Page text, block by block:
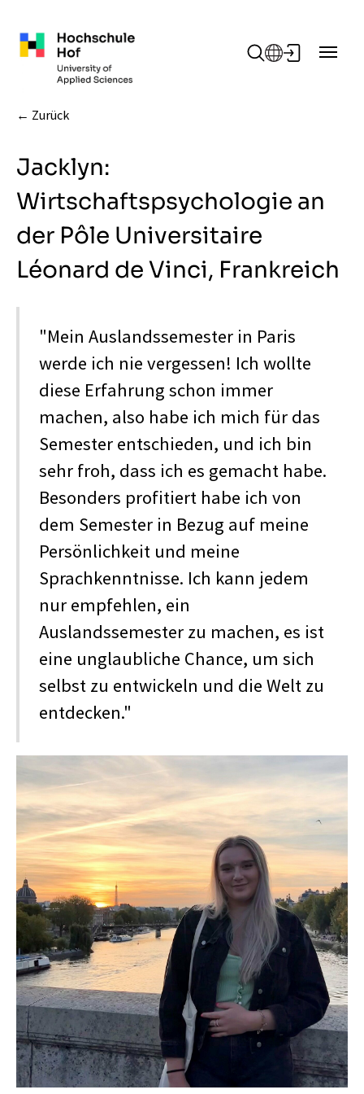
Zurück
Jacklyn:
Wirtschaftspsychologie an
der Pôle Universitaire
Léonard de Vinci, Frankreich
"Mein Auslandssemester in Paris
werde ich nie vergessen! Ich wollte
diese Erfahrung schon immer
machen, also habe ich mich für das
Semester entschieden, und ich bin
sehr froh, dass ich es gemacht habe.
Besonders profitiert habe ich von
dem Semester in Bezug auf meine
Persönlichkeit und meine
Sprachkenntnisse. Ich kann jedem
nur empfehlen, ein
Auslandssemester zu machen, es ist
eine unglaubliche Chance, um sich
selbst zu entwickeln und die Welt zu
entdecken."